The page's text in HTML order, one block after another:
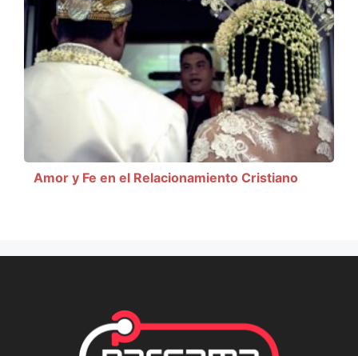
Amor y Fe en el Relacionamiento Cristiano